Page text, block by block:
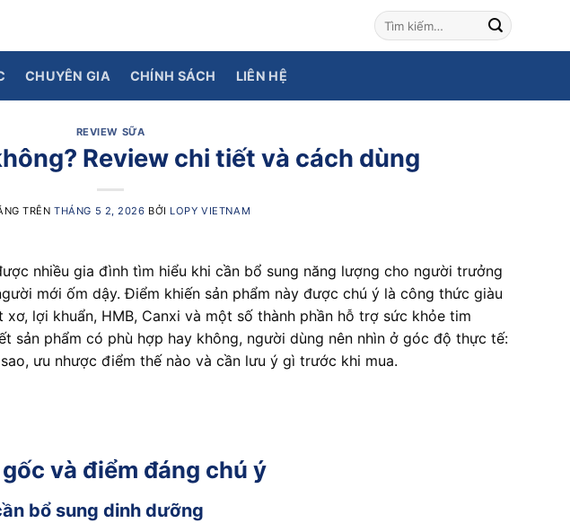
CHUYÊN GIA CHÍNH SÁCH LIÊN HỆ
REVIEW SỮA
Review chi tiết và cách dùng
TRÊNTHÁNG 5 2, 2026 BỞI LOPY VIETNAM
nhiều gia đình tìm hiểu khi cần bổ sung năng lượng cho người trưởng
mới ốm dậy. Điểm khiến sản phẩm này được chú ý là công thức giàu
lợi khuẩn, HMB, Canxi và một số thành phần hỗ trợ sức khỏe tim
sản phẩm có phù hợp hay không, người dùng nên nhìn ở góc độ thực tế:
ưu nhược điểm thế nào và cần lưu ý gì trước khi mua.
và điểm đáng chú ý
bổ sung dinh dưỡng